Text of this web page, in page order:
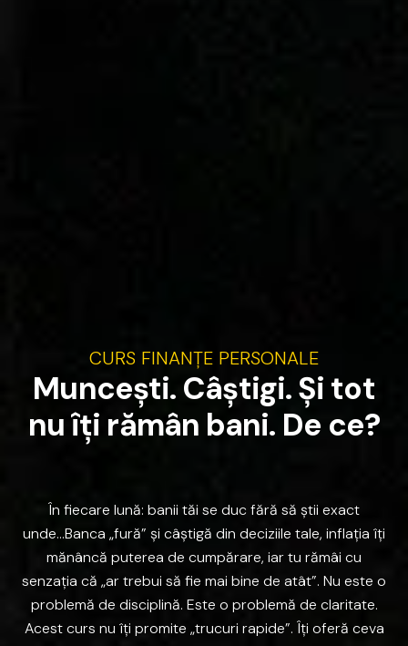
CURS FINANȚE PERSONALE
Muncești. Câștigi.Și tot
nuîți rămân bani. De ce?
În fiecare lună: banii tăi se duc fără să știi exact
unde…Banca „fură” și câștigă din deciziile tale, inflația îți
mănâncă puterea de cumpărare, iartu rămâi cu
senzația că „artrebui să fie mai bine de atât”. Nu este o
problemă de disciplină. Este o problemă de claritate.
Acest curs nu îți promite „trucuri rapide”. Îți oferă ceva